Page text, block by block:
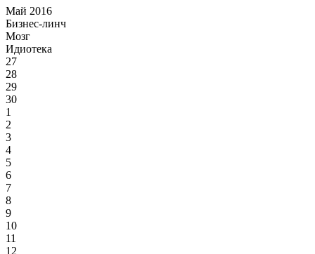
Май 2016
Бизнес-линч
Мозг
Идиотека
27
28
29
30
1
2
3
4
5
6
7
8
9
10
11
12